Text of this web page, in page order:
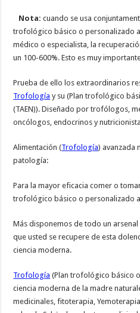
Nota:cuando se usa
trofológico básico o personalizado
médico o especialista, la
un 100-600%. Esto es muy
Prueba de ello los extraordinarios
Trofología y su (Plan trofológico
(TAEN)). Diseñado por trofólogos,
oncólogos, endocrinos y
Alimentación (Trofología) avanzada
patología:
Para la mayor eficacia comer o
trofológico básico o personalizado
Más disponemos de todo un
que usted se recupere de esta
ciencia moderna.
Trofología (Plan trofológico básico
ciencia moderna de la madre
medicinales, fitoterapia,